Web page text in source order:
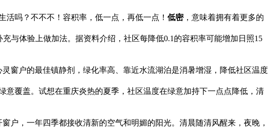
活吗？不不不！容积率，低一点，再低一点！ 低密，意味着拥有着更多的
与体验上做加法。据资料介绍，社区每降低0.1的容积率可能增加日照15
窗户的最佳镇静剂，绿化率高、靠近水流湖泊是消暑增湿，降低社区温度
意覆盖。试想在重庆炎热的夏季，社区温度在绿意加持下一点点降低，清
户，一年四季都接收清新的空气和明媚的阳光。清晨随清风醒来，夜晚，